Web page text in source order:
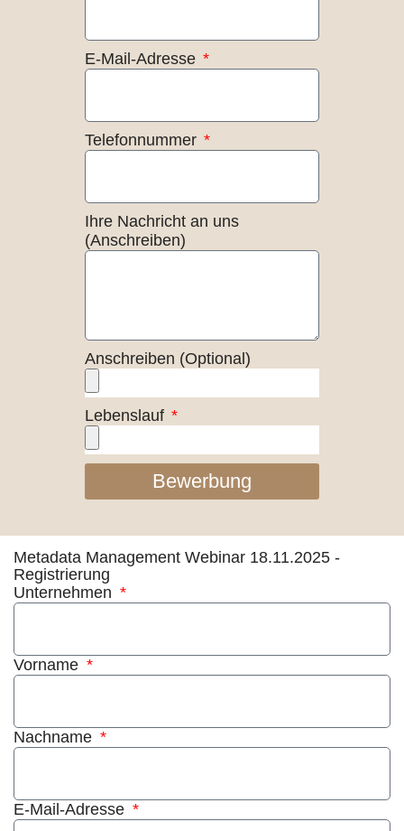
E-Mail-Adresse
Telefonnummer
Ihre Nachricht an uns
(Anschreiben)
Anschreiben (Optional)
Lebenslauf
Bewerbung
Metadata Management Webinar 18.11.2025 -
Registrierung
Unternehmen
Vorname
Nachname
E-Mail-Adresse